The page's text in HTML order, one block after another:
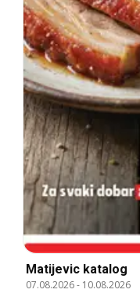
Matijevic katalog
07.08.2026- 10.08.2026